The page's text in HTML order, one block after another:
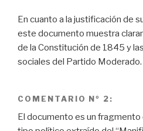
En cuanto a la justificación de
este documento muestra
de la Constitución de 1845 y
sociales del Partido Moderado.
COMENTARIO Nº 2:
El documento es un